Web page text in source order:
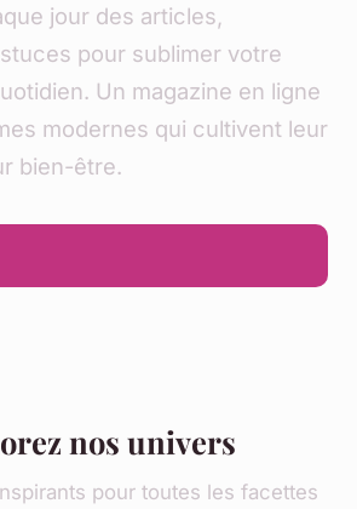
jour des articles,
pour sublimer votre
Un magazine en ligne
modernes qui cultivent leur
bien-être.
nos univers
pour toutes les facettes